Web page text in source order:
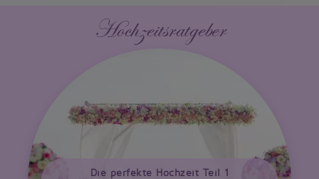
Hochzeitsratgeber
Die perfekte Hochzeit Teil 1